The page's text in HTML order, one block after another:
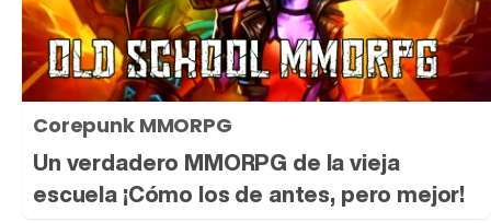
Corepunk MMORPG
Un verdadero MMORPG de la vieja
escuela ¡Cómo los de antes, pero mejor!